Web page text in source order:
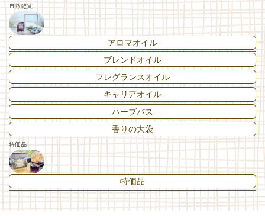
自然雑貨
アロマオイル
ブレンドオイル
フレグランスオイル
キャリアオイル
ハーブバス
香りの大袋
特価品
特価品